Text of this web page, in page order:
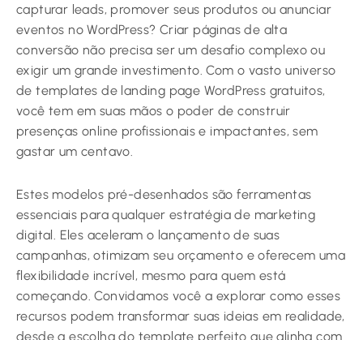
capturar leads, promover seus produtos ou anunciar
eventos no WordPress? Criar páginas de alta
conversão não precisa ser um desafio complexo ou
exigir um grande investimento. Com o vasto universo
de templates de landing page WordPress gratuitos,
você tem em suas mãos o poder de construir
presenças online profissionais e impactantes, sem
gastar um centavo.
Estes modelos pré-desenhados são ferramentas
essenciais para qualquer estratégia de marketing
digital. Eles aceleram o lançamento de suas
campanhas, otimizam seu orçamento e oferecem uma
flexibilidade incrível, mesmo para quem está
começando. Convidamos você a explorar como esses
recursos podem transformar suas ideias em realidade,
desde a escolha do template perfeito que alinha com